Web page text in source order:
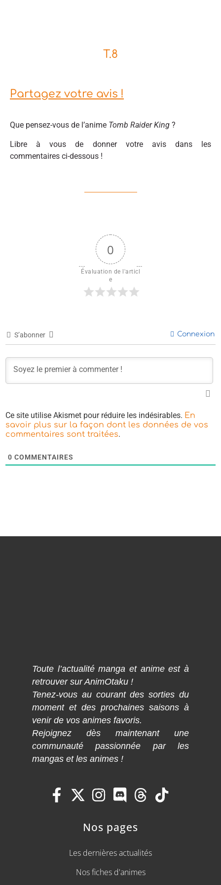
T.8
Partagez votre avis !
Que pensez-vous de l’anime Tomb Raider King ?
Libre à vous de donner votre avis dans les
commentaires ci-dessous !
0
Évaluation de l'articl
e
S’abonner Connexion
Ce site utilise Akismet pour réduire les indésirables. En
savoir plus sur la façon dont les données de vos
commentaires sont traitées.
0 COMMENTAIRES
Toute l’actualité manga et anime est à
retrouver sur AnimOtaku !
Tenez-vous au courant des sorties du
moment et des prochaines saisons à
venir de vos animes favoris.
Rejoignez dès maintenant une
communauté passionnée par les
mangas et les animes !
Nos pages
Les dernières actualités
Nos fiches d'animes